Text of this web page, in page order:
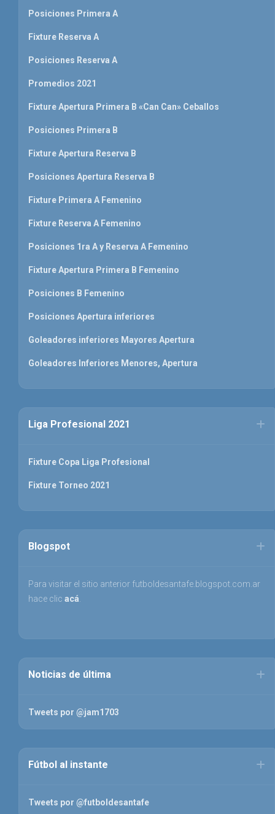
Posiciones Primera A
Fixture Reserva A
Posiciones Reserva A
Promedios 2021
Fixture Apertura Primera B «Can Can» Ceballos
Posiciones Primera B
Fixture Apertura Reserva B
Posiciones Apertura Reserva B
Fixture Primera A Femenino
Fixture Reserva A Femenino
Posiciones 1ra A y Reserva A Femenino
Fixture Apertura Primera B Femenino
Posiciones B Femenino
Posiciones Apertura inferiores
Goleadores inferiores Mayores Apertura
Goleadores Inferiores Menores, Apertura
Liga Profesional 2021
Fixture Copa Liga Profesional
Fixture Torneo 2021
Blogspot
Para visitar el sitio anterior futboldesantafe.blogspot.com.ar
hace clic acá
Noticias de última
Tweets por @jam1703
Fútbol al instante
Tweets por @futboldesantafe